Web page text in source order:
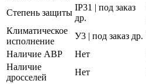
Степень защиты
IP31 | под заказ
др.
Климатическое
исполнение
У3 | под заказ др.
Наличие АВР
Нет
Наличие
дросселей
Нет